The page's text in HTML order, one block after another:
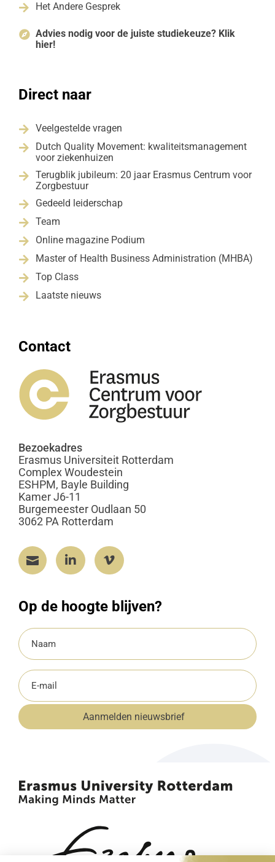
 Het Andere Gesprek
 Advies nodig voor de juiste studiekeuze? Klik
hier!
Direct naar
 Veelgestelde vragen

Dutch Quality Movement: kwaliteitsmanagement
voor ziekenhuizen

Terugblik jubileum: 20 jaar Erasmus Centrum voor
Zorgbestuur
 Gedeeld leiderschap
 Team
 Online magazine Podium
 Master of Health Business Administration (MHBA)
 Top Class
 Laatste nieuws
Contact
Bezoekadres
Erasmus Universiteit Rotterdam
Complex Woudestein
ESHPM, Bayle Building
Kamer J6-11
Burgemeester Oudlaan 50
3062 PA Rotterdam
  
Op de hoogte blijven?
Naam
(Vereist)
E-
mailadres
(Vereist) Aanmelden nieuwsbrief